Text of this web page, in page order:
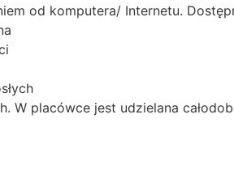
od komputera/ Internetu.
W placówce jest udzielana